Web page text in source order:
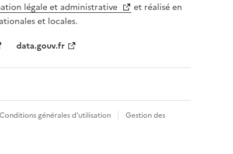
légale et administrative
et réalisé en
et locales.
data.gouv.fr
Conditions générales d'utilisation
Gestion des